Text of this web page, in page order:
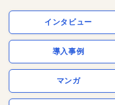
インタビュー
導入事例
マンガ